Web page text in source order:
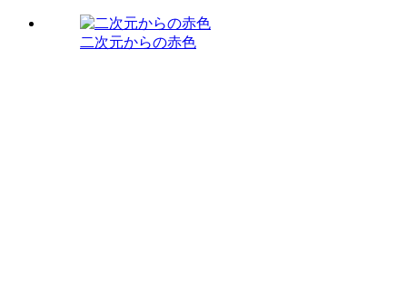
二次元からの赤色